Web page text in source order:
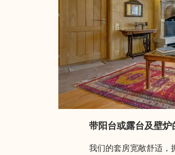
带阳台或露台及壁炉
我们的套房宽敞舒适，